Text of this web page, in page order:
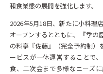
和食業態の展開を強化します。
2026年5月18日、新たに小料理
オープンするとともに、『季の
の料亭『佐藤』（完全予約制）
ービスが一体運営することで
食、二次会まで多様なニーズ